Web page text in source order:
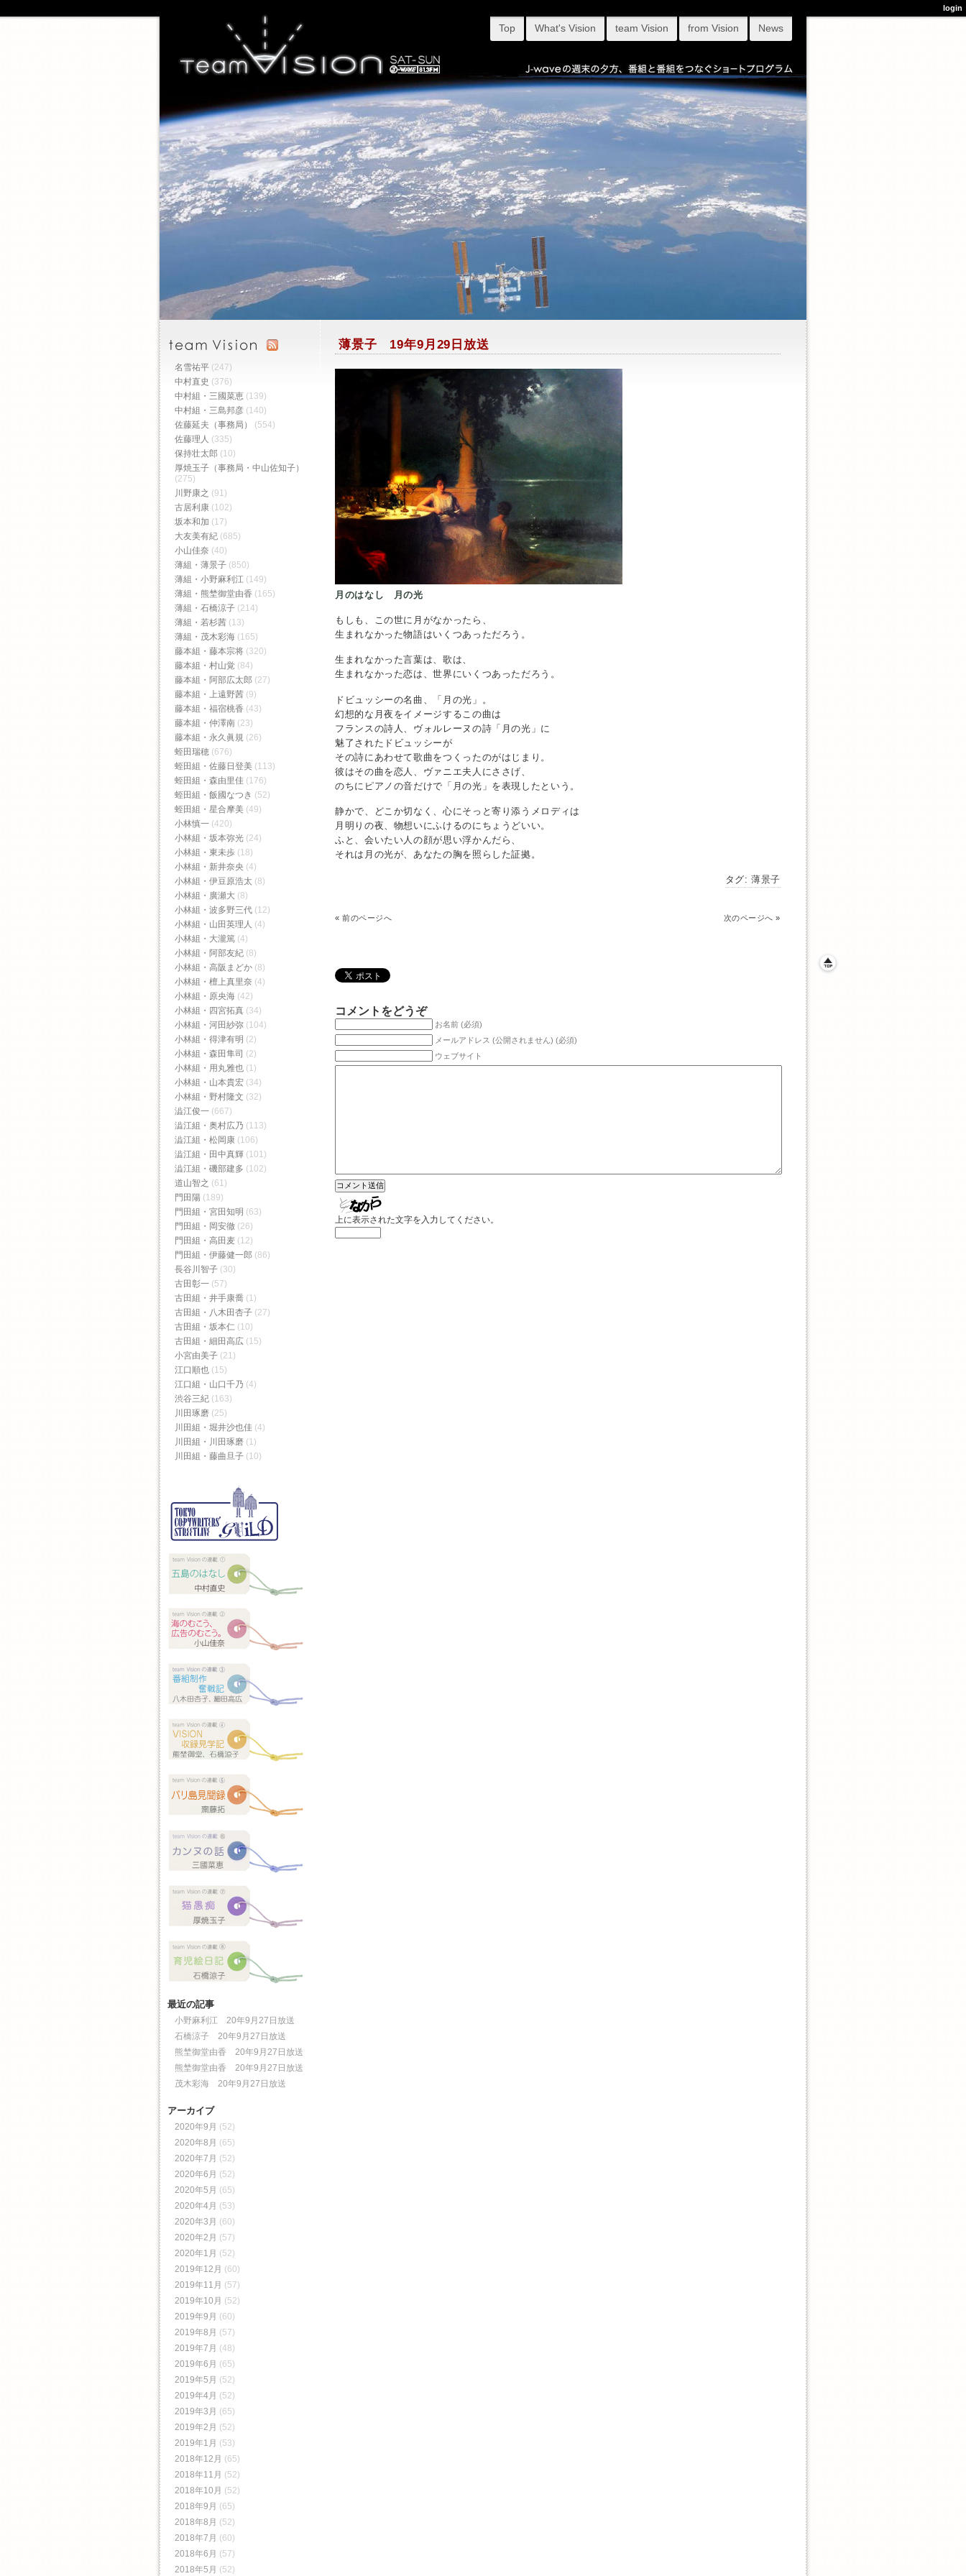
Top What's Vision team Vision from Vision News
薄景子 19年9月29日放送
月のはなし 月の光
もしも、この世に月がなかったら、
生まれなかった物語はいくつあっただろう。
生まれなかった言葉は、歌は、
生まれなかった恋は、世界にいくつあっただろう。
ドビュッシーの名曲、「月の光」。
幻想的な月夜をイメージするこの曲は
フランスの詩人、ヴォルレーヌの詩「月の光」に
魅了されたドビュッシーが
その詩にあわせて歌曲をつくったのがはじまり。
彼はその曲を恋人、ヴァニエ夫人にささげ、
のちにピアノの音だけで「月の光」を表現したという。
静かで、どこか切なく、心にそっと寄り添うメロディは
月明りの夜、物想いにふけるのにちょうどいい。
ふと、会いたい人の顔が思い浮かんだら、
それは月の光が、あなたの胸を照らした証拠。
タグ:薄景子
«前のページへ 次のページへ »
コメントをどうぞ
お名前 (必須)
メールアドレス (公開されません) (必須)
ウェブサイト
上に表示された文字を入力してください。
名雪祐平 (247)
中村直史 (376)
中村組・三國菜恵 (139)
中村組・三島邦彦 (140)
佐藤延夫（事務局）
(554)
佐藤理人 (335)
保持壮太郎 (10)
厚焼玉子（事務局・中山佐知子）
(275)
川野康之 (91)
古居利康 (102)
坂本和加 (17)
大友美有紀 (685)
小山佳奈 (40)
薄組・薄景子 (850)
薄組・小野麻利江 (149)
薄組・熊埜御堂由香 (165)
薄組・石橋涼子 (214)
薄組・若杉茜 (13)
薄組・茂木彩海 (165)
藤本組・藤本宗将 (320)
藤本組・村山覚 (84)
藤本組・阿部広太郎 (27)
藤本組・上遠野茜 (9)
藤本組・福宿桃香‬ (43)
藤本組・仲澤南 (23)
藤本組・永久眞規 (26)
蛭田瑞穂 (676)
蛭田組・佐藤日登美 (113)
蛭田組・森由里佳 (176)
蛭田組・飯國なつき (52)
蛭田組・星合摩美 (49)
小林慎一 (420)
小林組・坂本弥光 (24)
小林組・東未歩 (18)
小林組・新井奈央 (4)
小林組・伊豆原浩太 (8)
小林組・廣瀬大 (8)
小林組・波多野三代 (12)
小林組・山田英理人 (4)
小林組・大瀧篤 (4)
小林組・阿部友紀 (8)
小林組・高阪まどか (8)
小林組・檀上真里奈 (4)
小林組・原央海 (42)
小林組・四宮拓真 (34)
小林組・河田紗弥 (104)
小林組・得津有明 (2)
小林組・森田隼司 (2)
小林組・用丸雅也 (1)
小林組・山本貴宏 (34)
小林組・野村隆文 (32)
澁江俊一 (667)
澁江組・奥村広乃 (113)
澁江組・松岡康 (106)
澁江組・田中真輝 (101)
澁江組・磯部建多 (102)
道山智之 (61)
門田陽 (189)
門田組・宮田知明 (63)
門田組・岡安徹 (26)
門田組・高田麦 (12)
門田組・伊藤健一郎 (86)
長谷川智子 (30)
古田彰一 (57)
古田組・井手康喬 (1)
古田組・八木田杏子 (27)
古田組・坂本仁 (10)
古田組・細田高広 (15)
小宮由美子 (21)
江口順也 (15)
江口組・山口千乃 (4)
渋谷三紀 (163)
川田琢磨 (25)
川田組・堀井沙也佳 (4)
川田組・川田琢磨 (1)
川田組・藤曲旦子 (10)
最近の記事
小野麻利江 20年9月27日放送
石橋涼子 20年9月27日放送
熊埜御堂由香 20年9月27日放送
熊埜御堂由香 20年9月27日放送
茂木彩海 20年9月27日放送
アーカイブ
2020年9月 (52)
2020年8月 (65)
2020年7月 (52)
2020年6月 (52)
2020年5月 (65)
2020年4月 (53)
2020年3月 (60)
2020年2月 (57)
2020年1月 (52)
2019年12月 (60)
2019年11月 (57)
2019年10月 (52)
2019年9月 (60)
2019年8月 (57)
2019年7月 (48)
2019年6月 (65)
2019年5月 (52)
2019年4月 (52)
2019年3月 (65)
2019年2月 (52)
2019年1月 (53)
2018年12月 (65)
2018年11月 (52)
2018年10月 (52)
2018年9月 (65)
2018年8月 (52)
2018年7月 (60)
2018年6月 (57)
2018年5月 (52)
login